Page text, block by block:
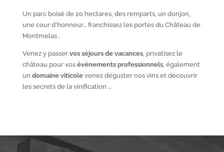
Un parc boisé de 20 hectares, des remparts, un donjon,
une cour d’honneur… franchissez les portes du Château de
Montmelas .
Venez y passer vos séjours de vacances, privatisez le
château pour vos événements professionnels, également
un domaine viticolevenez déguster nos vins et découvrir
les secrets de la vinification …